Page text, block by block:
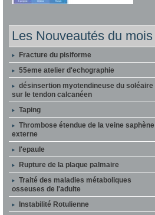
Les Nouveautés du mois
Fracture du pisiforme
55eme atelier d'echographie
désinsertion myotendineuse du soléaire
sur le tendon calcanéen
Taping
Thrombose étendue de la veine saphène
externe
l'epaule
Rupture de la plaque palmaire
Traité des maladies métaboliques
osseuses de l'adulte
Instabilité Rotulienne